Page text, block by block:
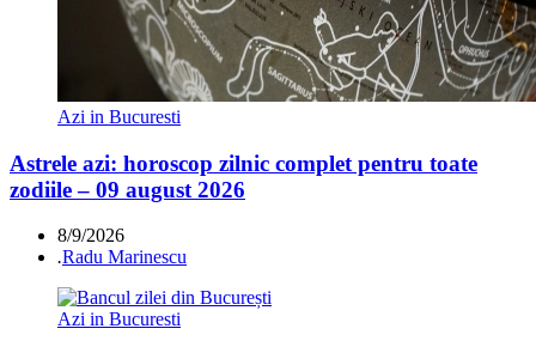
Azi in Bucuresti
Astrele azi: horoscop zilnic complet pentru toate
zodiile – 09 august 2026
8/9/2026
.Radu Marinescu
Azi in Bucuresti